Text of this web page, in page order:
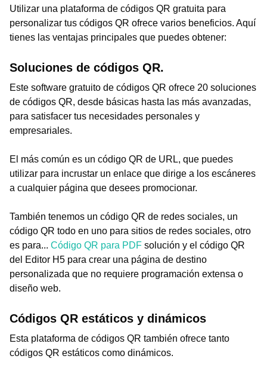
Utilizar una plataforma de códigos QR gratuita para
personalizar tus códigos QR ofrece varios beneficios. Aquí
tienes las ventajas principales que puedes obtener:
Soluciones de códigos QR.
Este software gratuito de códigos QR ofrece 20 soluciones
de códigos QR, desde básicas hasta las más avanzadas,
para satisfacer tus necesidades personales y
empresariales.
El más común es un código QR de URL, que puedes
utilizar para incrustar un enlace que dirige a los escáneres
a cualquier página que desees promocionar.
También tenemos un código QR de redes sociales, un
código QR todo en uno para sitios de redes sociales, otro
es para... Código QR para PDF solución y el código QR
del Editor H5 para crear una página de destino
personalizada que no requiere programación extensa o
diseño web.
Códigos QR estáticos y dinámicos
Esta plataforma de códigos QR también ofrece tanto
códigos QR estáticos como dinámicos.